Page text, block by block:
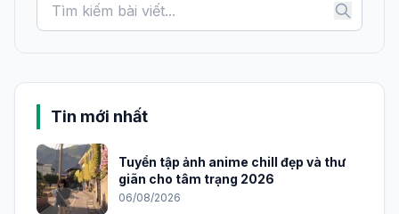
Tin mới nhất
Tuyển tập ảnh anime chill đẹp và thư
giãn cho tâm trạng 2026
06/08/2026